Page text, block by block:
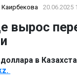
ОҚИҒА
News
Каирбекова 20.06.2025
вырос
в